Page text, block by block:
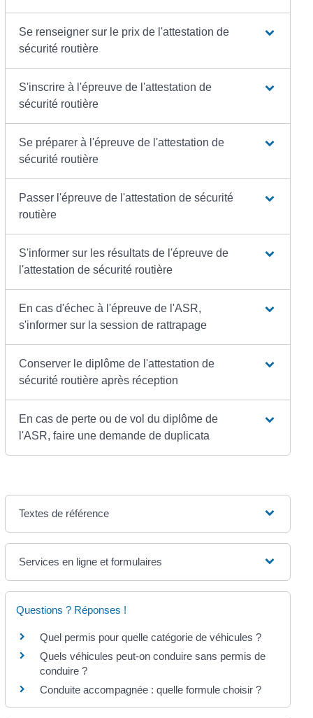
Se renseigner sur le prix de l'attestation de
sécurité routière
S'inscrire à l'épreuve de l'attestation de
sécurité routière
Se préparer à l'épreuve de l'attestation de
sécurité routière
Passer l'épreuve de l'attestation de sécurité
routière
S'informer sur les résultats de l'épreuve de
l'attestation de sécurité routière
En cas d'échec à l'épreuve de l'ASR,
s'informer sur la session de rattrapage
Conserver le diplôme de l'attestation de
sécurité routière après réception
En cas de perte ou de vol du diplôme de
l'ASR, faire une demande de duplicata
Textes de référence
Services en ligne et formulaires
Questions ? Réponses !
Quel permis pour quelle catégorie de véhicules ?
Quels véhicules peut-on conduire sans permis de
conduire ?
Conduite accompagnée : quelle formule choisir ?